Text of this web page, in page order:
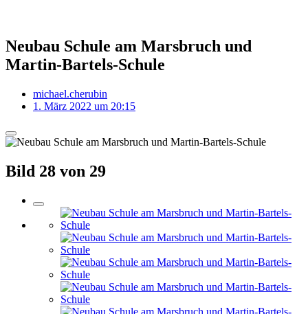
Neubau Schule am Marsbruch und
Martin-Bartels-Schule
michael.cherubin
1. März 2022 um 20:15
Bild 28 von 29